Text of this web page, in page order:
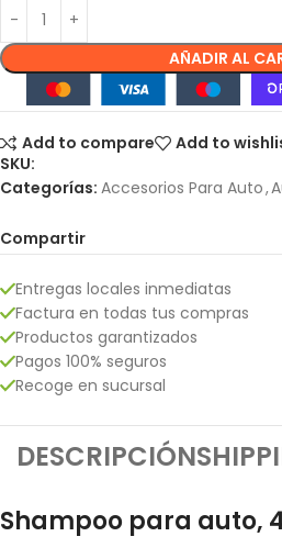
AÑADIR AL
Add to compare
Add to
SKU:
Categorías: Accesorios Para Auto,
Compartir
Entregas locales inmediatas
Factura en todas tus compras
Productos garantizados
Pagos 100% seguros
Recoge en sucursal
DESCRIPCIÓN
Shampoo para auto,